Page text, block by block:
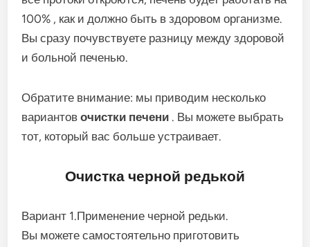
100% , как и должно быть в здоровом организме.
Вы сразу почувствуете разницу между здоровой
и больной печенью.
Обратите внимание: мы приводим несколько
вариантовочистки печени . Вы можете выбрать
тот, который вас больше устраивает.
Очистка черной редькой
Вариант 1.Применение черной редьки.
Вы можете самостоятельно приготовить